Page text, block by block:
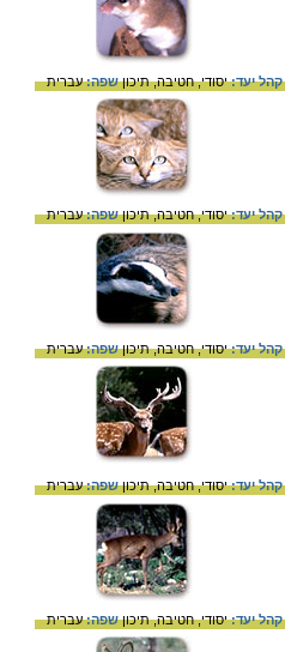
קהל יעד:יסודי,חטיבה,תיכוןשפה:עברית
קהל יעד:יסודי,חטיבה,תיכוןשפה:עברית
קהל יעד:יסודי,חטיבה,תיכוןשפה:עברית
קהל יעד:יסודי,חטיבה,תיכוןשפה:עברית
קהל יעד:יסודי,חטיבה,תיכוןשפה:עברית